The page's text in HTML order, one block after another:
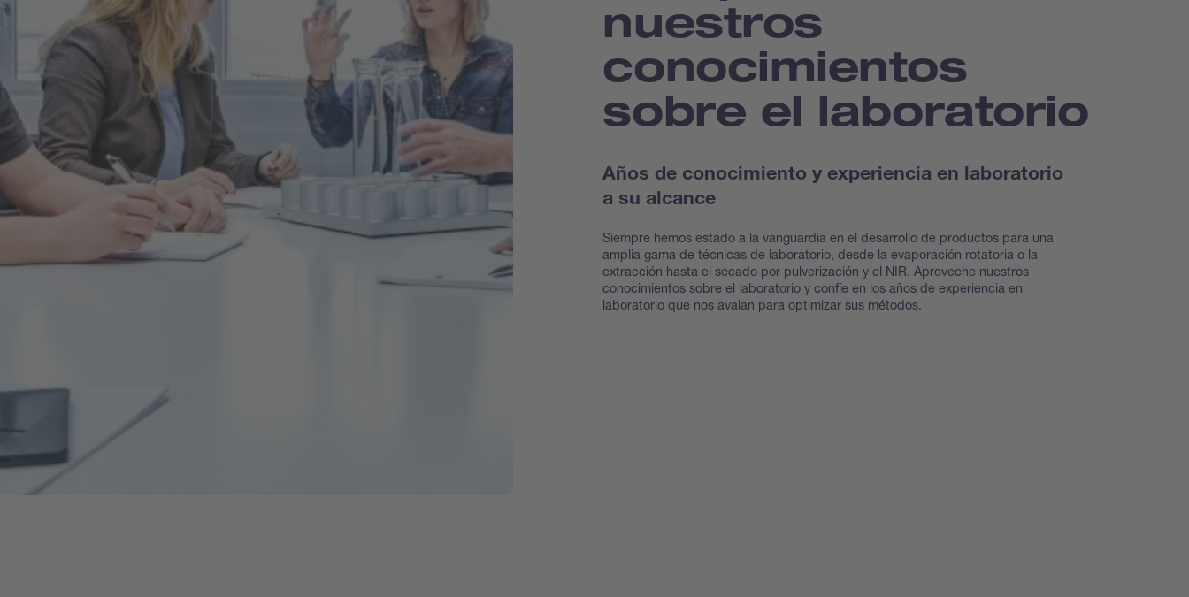
nuestros
conocimientos
sobre el laboratorio
Años de conocimiento y experiencia en laboratorio
a su alcance
Siempre hemos estado a la vanguardia en el desarrollo de productos para una
amplia gama de técnicas de laboratorio, desde la evaporación rotatoria o la
extracción hasta el secado por pulverización y el NIR. Aproveche nuestros
conocimientos sobre el laboratorio y confíe en los años de experiencia en
laboratorio que nos avalan para optimizar sus métodos.